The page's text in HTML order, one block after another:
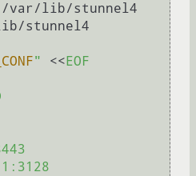
var/lib/stunnel4
stunnel4
" <<EOF